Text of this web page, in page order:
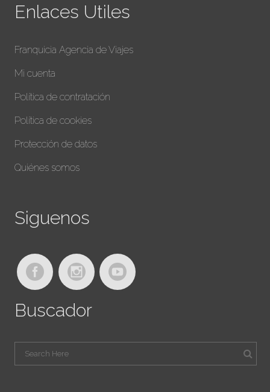
Enlaces Utiles
Franquicia Agencia de Viajes
Mi cuenta
Política de contratación
Política de cookies
Protección de datos
Quiénes somos
Siguenos
Buscador